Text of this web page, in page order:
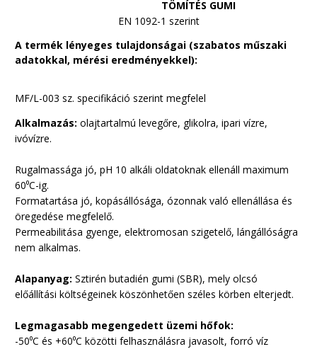
TÖMÍTÉS GUMI
EN 1092-1 szerint
A termék lényeges tulajdonságai (szabatos műszaki
adatokkal, mérési eredményekkel):
MF/L-003 sz. specifikáció szerint megfelel
Alkalmazás: olajtartalmú levegőre, glikolra, ipari vízre,
ivóvízre.
Rugalmassága jó, pH 10 alkáli oldatoknak ellenáll maximum
60⁰C-ig.
Formatartása jó, kopásállósága, ózonnak való ellenállása és
öregedése megfelelő.
Permeabilitása gyenge, elektromosan szigetelő, lángállóságra
nem alkalmas.
Alapanyag:Sztirén butadién gumi (SBR), mely olcsó
előállítási költségeinek köszönhetően széles körben elterjedt.
Legmagasabb megengedett üzemi hőfok:
-50⁰C és +60⁰C közötti felhasználásra javasolt, forró víz